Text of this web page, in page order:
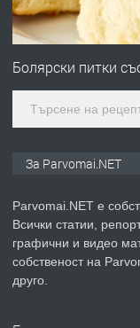
ПРЕДЛАГА
ПРЕДЛАГА
Болярски питки
За Parvomai.NET
Parvomai.NET е
Всички статии,
графични и видео
собственост на
друго.